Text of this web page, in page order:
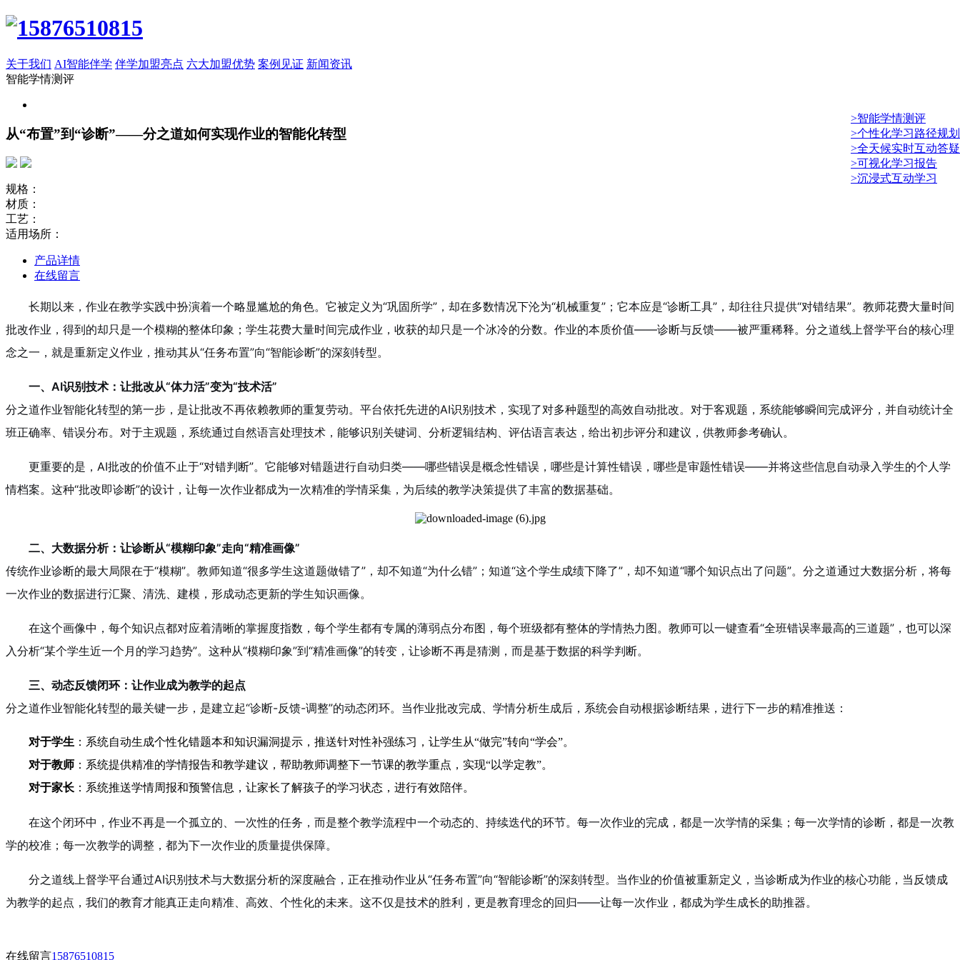
关于我们 AI智能伴学 伴学加盟亮点 六大加盟优势 案例见证 新闻资讯
智能学情测评
>智能学情测评
>个性化学习路径规划
>全天候实时互动答疑
>可视化学习报告
>沉浸式互动学习
从“布置”到“诊断”——分之道如何实现作业的智能化转型
规格：
材质：
工艺：
适用场所：
产品详情
在线留言
长期以来，作业在教学实践中扮演着一个略显尴尬的角色。它被定义为“巩固所学”，却在多数情况下沦为“机械重复”；它本应是“诊断工具”，却往往只提供“对错结果”。教师花费大量时间
批改作业，得到的却只是一个模糊的整体印象；学生花费大量时间完成作业，收获的却只是一个冰冷的分数。作业的本质价值——诊断与反馈——被严重稀释。分之道线上督学平台的核心理
念之一，就是重新定义作业，推动其从“任务布置”向“智能诊断”的深刻转型。
一、AI识别技术：让批改从“体力活”变为“技术活”
分之道作业智能化转型的第一步，是让批改不再依赖教师的重复劳动。平台依托先进的AI识别技术，实现了对多种题型的高效自动批改。对于客观题，系统能够瞬间完成评分，并自动统计全
班正确率、错误分布。对于主观题，系统通过自然语言处理技术，能够识别关键词、分析逻辑结构、评估语言表达，给出初步评分和建议，供教师参考确认。
更重要的是，AI批改的价值不止于“对错判断”。它能够对错题进行自动归类——哪些错误是概念性错误，哪些是计算性错误，哪些是审题性错误——并将这些信息自动录入学生的个人学
情档案。这种“批改即诊断”的设计，让每一次作业都成为一次精准的学情采集，为后续的教学决策提供了丰富的数据基础。
二、大数据分析：让诊断从“模糊印象”走向“精准画像”
传统作业诊断的最大局限在于“模糊”。教师知道“很多学生这道题做错了”，却不知道“为什么错”；知道“这个学生成绩下降了”，却不知道“哪个知识点出了问题”。分之道通过大数据分析，将每
一次作业的数据进行汇聚、清洗、建模，形成动态更新的学生知识画像。
在这个画像中，每个知识点都对应着清晰的掌握度指数，每个学生都有专属的薄弱点分布图，每个班级都有整体的学情热力图。教师可以一键查看“全班错误率最高的三道题”，也可以深
入分析“某个学生近一个月的学习趋势”。这种从“模糊印象”到“精准画像”的转变，让诊断不再是猜测，而是基于数据的科学判断。
三、动态反馈闭环：让作业成为教学的起点
分之道作业智能化转型的最关键一步，是建立起“诊断-反馈-调整”的动态闭环。当作业批改完成、学情分析生成后，系统会自动根据诊断结果，进行下一步的精准推送：
对于学生 ：系统自动生成个性化错题本和知识漏洞提示，推送针对性补强练习，让学生从“做完”转向“学会”。
对于教师 ：系统提供精准的学情报告和教学建议，帮助教师调整下一节课的教学重点，实现“以学定教”。
对于家长 ：系统推送学情周报和预警信息，让家长了解孩子的学习状态，进行有效陪伴。
在这个闭环中，作业不再是一个孤立的、一次性的任务，而是整个教学流程中一个动态的、持续迭代的环节。每一次作业的完成，都是一次学情的采集；每一次学情的诊断，都是一次教
学的校准；每一次教学的调整，都为下一次作业的质量提供保障。
分之道线上督学平台通过AI识别技术与大数据分析的深度融合，正在推动作业从“任务布置”向“智能诊断”的深刻转型。当作业的价值被重新定义，当诊断成为作业的核心功能，当反馈成
为教学的起点，我们的教育才能真正走向精准、高效、个性化的未来。这不仅是技术的胜利，更是教育理念的回归——让每一次作业，都成为学生成长的助推器。
在线留言15876510815